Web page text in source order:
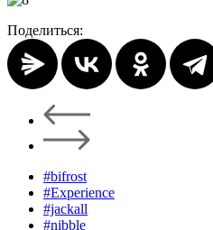
Поделиться:
#bifrost
#Experience
#jackall
#nibble